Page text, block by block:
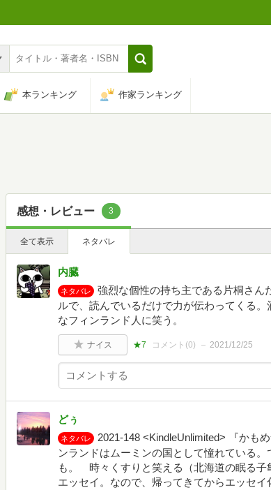
本ランキング 作家ランキング
感想・レビュー 3
全て表示 ネタバレ
内臓
ネタバレ
強烈な個性の持ち主である片桐さん
ルで、読んでいるだけで力が伝わってくる
なフィンランド人に笑う。
ナイス ★7 コメント(0) 2021/12/25
どぅ
ネタバレ
2021-148 <KindleUnlimited> 『かも
ンランドはムーミンの国として憧れている
も。 時々くすりと笑える（北海道の眠る子
エッセイ。なので、帰ってきてからエッセ